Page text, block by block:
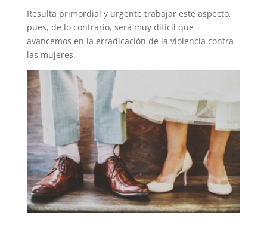
Resulta primordial y urgente trabajar este aspecto,
pues, de lo contrario, será muy difícil que
avancemos en la erradicación de la violencia contra
las mujeres.